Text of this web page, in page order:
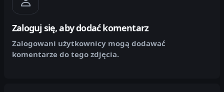
Zaloguj się, aby dodać komentarz
Zalogowani użytkownicy mogą dodawać
komentarze do tego zdjęcia.